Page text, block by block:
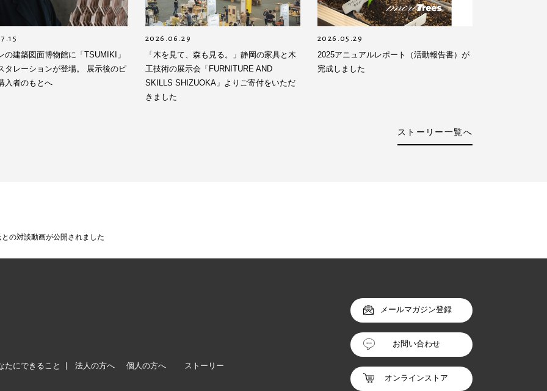
の建築図面博物館に「TSUMIKI」
タレーションが登場。 展示後のピ
入者のもとへ
2026.06.29
「木を見て、森も見る。」静岡の家具と木
工技術の展示会「FURNITURE AND
SKILLS SHIZUOKA」よりご寄付をいただ
きました
2026.05.29
2025アニュアルレポート（活動報告書）が
完成しました
ストーリー一覧へ
の対談動画が公開されました
たにできること 法人の方へ 個人の方へ ストーリー
メールマガジン登録
お問い合わせ
オンラインストア